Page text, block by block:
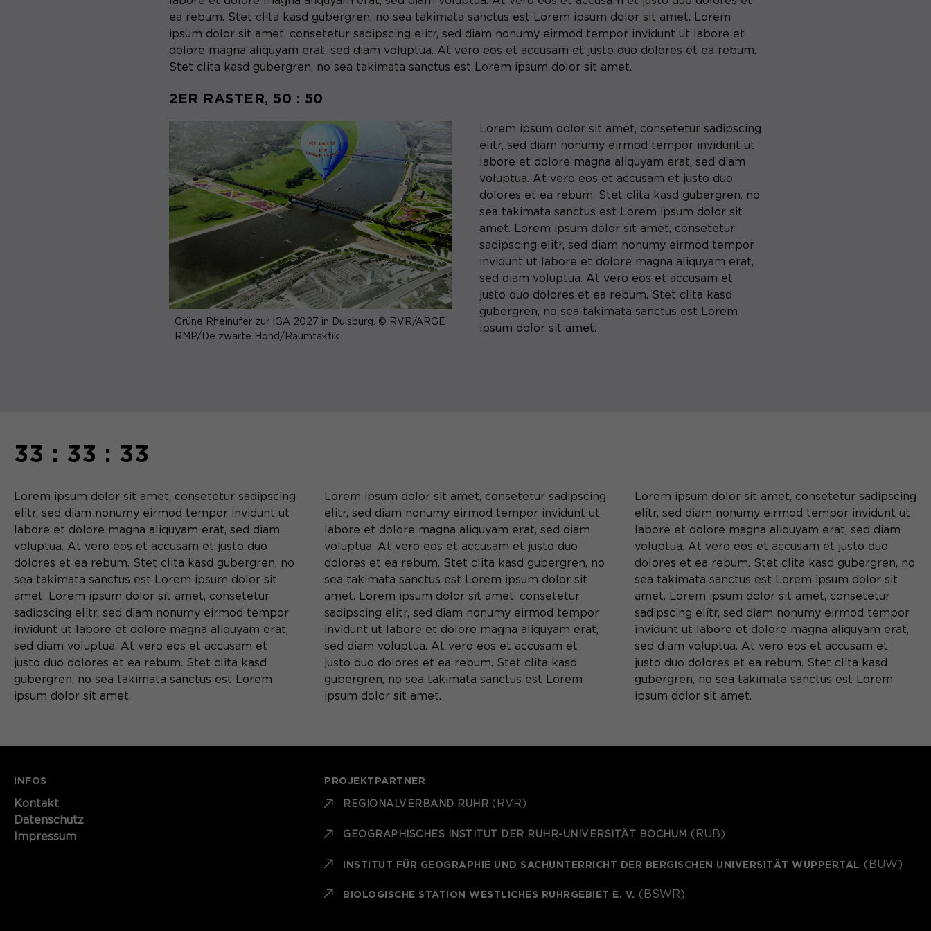
ea rebum. Stet clita kasd gubergren, no sea takimata sanctus est Lorem ipsum dolor sit amet. Lorem
ipsum dolor sit amet, consetetur sadipscing elitr, sed diam nonumy eirmod tempor invidunt ut labore et
dolore magna aliquyam erat, sed diam voluptua. At vero eos et accusam et justo duo dolores et ea rebum.
Stet clita kasd gubergren, no sea takimata sanctus est Lorem ipsum dolor sit amet.
2ER RASTER, 50 : 50
Grüne Rheinufer zur IGA 2027 in Duisburg. © RVR/ARGE
RMP/De zwarte Hond/Raumtaktik
Lorem ipsum dolor sit amet, consetetur sadipscing
elitr, sed diam nonumy eirmod tempor invidunt ut
labore et dolore magna aliquyam erat, sed diam
voluptua. At vero eos et accusam et justo duo
dolores et ea rebum. Stet clita kasd gubergren, no
sea takimata sanctus est Lorem ipsum dolor sit
amet. Lorem ipsum dolor sit amet, consetetur
sadipscing elitr, sed diam nonumy eirmod tempor
invidunt ut labore et dolore magna aliquyam erat,
sed diam voluptua. At vero eos et accusam et
justo duo dolores et ea rebum. Stet clita kasd
gubergren, no sea takimata sanctus est Lorem
ipsum dolor sit amet.
33 : 33 : 33
Lorem ipsum dolor sit amet, consetetur sadipscing
elitr, sed diam nonumy eirmod tempor invidunt ut
labore et dolore magna aliquyam erat, sed diam
voluptua. At vero eos et accusam et justo duo
dolores et ea rebum. Stet clita kasd gubergren, no
sea takimata sanctus est Lorem ipsum dolor sit
amet. Lorem ipsum dolor sit amet, consetetur
sadipscing elitr, sed diam nonumy eirmod tempor
invidunt ut labore et dolore magna aliquyam erat,
sed diam voluptua. At vero eos et accusam et
justo duo dolores et ea rebum. Stet clita kasd
gubergren, no sea takimata sanctus est Lorem
ipsum dolor sit amet.
Lorem ipsum dolor sit amet, consetetur sadipscing
elitr, sed diam nonumy eirmod tempor invidunt ut
labore et dolore magna aliquyam erat, sed diam
voluptua. At vero eos et accusam et justo duo
dolores et ea rebum. Stet clita kasd gubergren, no
sea takimata sanctus est Lorem ipsum dolor sit
amet. Lorem ipsum dolor sit amet, consetetur
sadipscing elitr, sed diam nonumy eirmod tempor
invidunt ut labore et dolore magna aliquyam erat,
sed diam voluptua. At vero eos et accusam et
justo duo dolores et ea rebum. Stet clita kasd
gubergren, no sea takimata sanctus est Lorem
ipsum dolor sit amet.
Lorem ipsum dolor sit amet, consetetur sadipscing
elitr, sed diam nonumy eirmod tempor invidunt ut
labore et dolore magna aliquyam erat, sed diam
voluptua. At vero eos et accusam et justo duo
dolores et ea rebum. Stet clita kasd gubergren, no
sea takimata sanctus est Lorem ipsum dolor sit
amet. Lorem ipsum dolor sit amet, consetetur
sadipscing elitr, sed diam nonumy eirmod tempor
invidunt ut labore et dolore magna aliquyam erat,
sed diam voluptua. At vero eos et accusam et
justo duo dolores et ea rebum. Stet clita kasd
gubergren, no sea takimata sanctus est Lorem
ipsum dolor sit amet.
INFOS
Kontakt​​​​​
Datenschutz
Impressum
PROJEKTPARTNER
REGIONALVERBAND RUHR (RVR)
GEOGRAPHISCHES INSTITUT DER RUHR-UNIVERSITÄT BOCHUM (RUB)
INSTITUT FÜR GEOGRAPHIE UND SACHUNTERRICHT DER BERGISCHEN UNIVERSITÄT WUPPERTAL (BUW)
BIOLOGISCHE STATION WESTLICHES RUHRGEBIET E. V. (BSWR)
be_typo_user
Anbieter TYPO3
Laufzeit Ende der Sitzung
und die Rechte besitzt diese zu verwalten.
Name cookie_optin
Anbieter Sgalinski
Laufzeit 1 Monat
Zweck
Speichert den Zustimmungsstatus des
Benutzers für Cookies auf der aktuellen
Domäne.
Laufzeit 6 Monate
Zweck Speichert die Herkunft des Besuchers.
Name MATOMO_SESSID
Anbieter Matomo
Laufzeit Sitzung
Zweck
Temporäre Session-ID, ohne
personenbezogene Daten.